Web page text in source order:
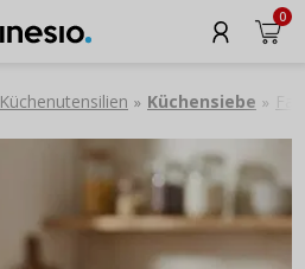
0
Küchenutensilien » Küchensiebe »